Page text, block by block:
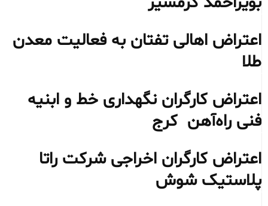
اعتراض اهالی تفتان به فعالیت معدن
طلا
اعتراض کارگران نگهداری خط و ابنیه
فنی راه‌آهن کرج
اعتراض کارگران اخراجی شرکت راتا
پلاستیک شوش